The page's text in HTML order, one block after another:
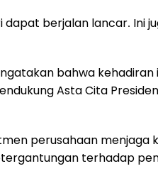
berjalan lancar. Ini
bahwa
Asta Cita
perusahaan menjaga
terhadap